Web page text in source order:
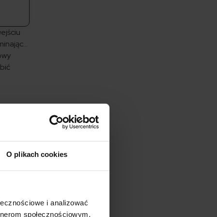
O plikach cookies
i analizować
społecznościowym,